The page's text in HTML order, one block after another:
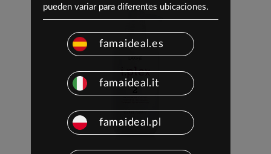
pueden variar para diferentes ubicaciones.
famaideal.es
famaideal.it
famaideal.pl